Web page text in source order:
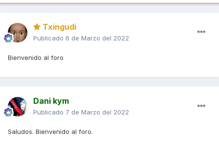
Txingudi
Publicado 6 de Marzo del 2022
Bienvenido al foro
Dani kym
Publicado 7 de Marzo del 2022
Saludos. Bienvenido al foro.